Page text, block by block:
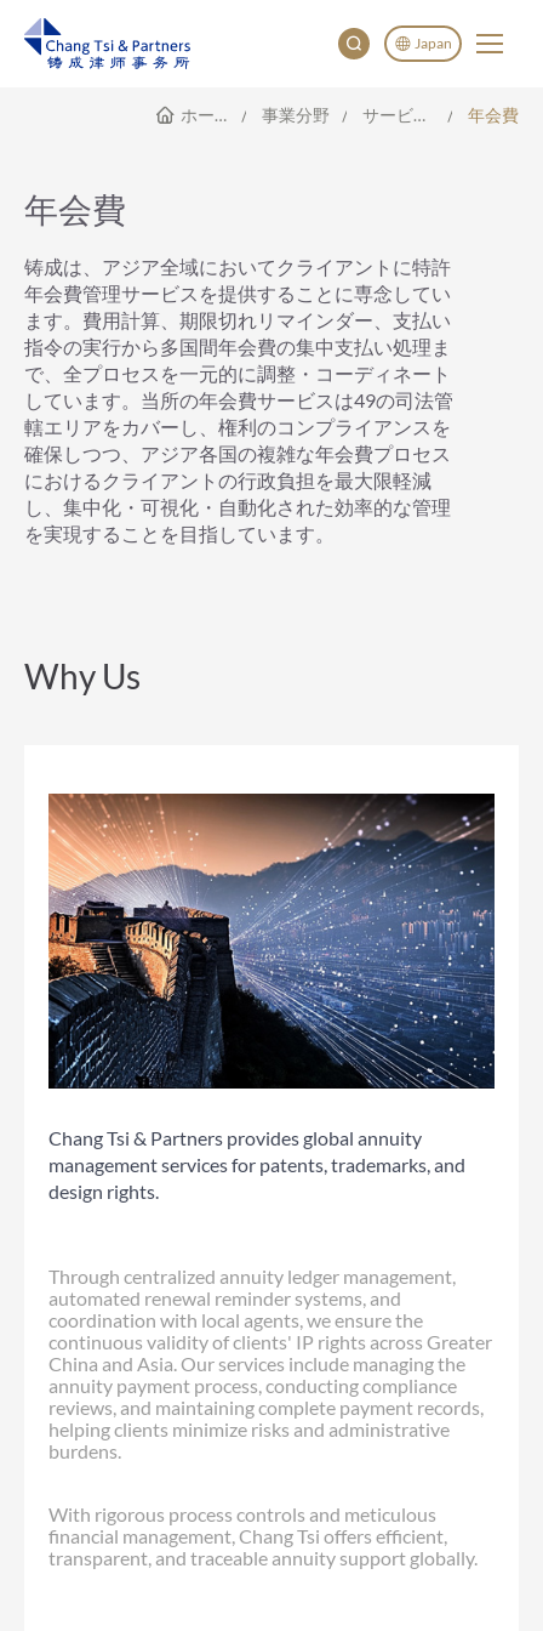
Japan
English
Deutsch
ホームページ 事業分野 サービス範囲 年会費
年会費
铸成は、アジア全域においてクライアントに特許
年会費管理サービスを提供することに専念してい
ます。費用計算、期限切れリマインダー、支払い
指令の実行から多国間年会費の集中支払い処理ま
で、全プロセスを一元的に調整・コーディネート
しています。当所の年会費サービスは49の司法管
轄エリアをカバーし、権利のコンプライアンスを
確保しつつ、アジア各国の複雑な年会費プロセス
におけるクライアントの行政負担を最大限軽減
し、集中化・可視化・自動化された効率的な管理
を実現することを目指しています。
Why Us
Chang Tsi & Partners provides global annuity
management services for patents, trademarks, and
design rights.
Through centralized annuity ledger management,
automated renewal reminder systems, and
coordination with local agents, we ensure the
continuous validity of clients' IP rights across Greater
China and Asia. Our services include managing the
annuity payment process, conducting compliance
reviews, and maintaining complete payment records,
helping clients minimize risks and administrative
burdens.
With rigorous process controls and meticulous
financial management, Chang Tsi offers efficient,
transparent, and traceable annuity support globally.